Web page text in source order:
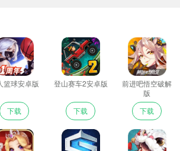
篮球安卓版
下载
登山赛车2安卓版
下载
前进吧悟空破解
版
下载